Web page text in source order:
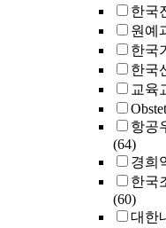
한국
원예
한국
한국
교육
항공
(64)
경희
한국
(60)
대한